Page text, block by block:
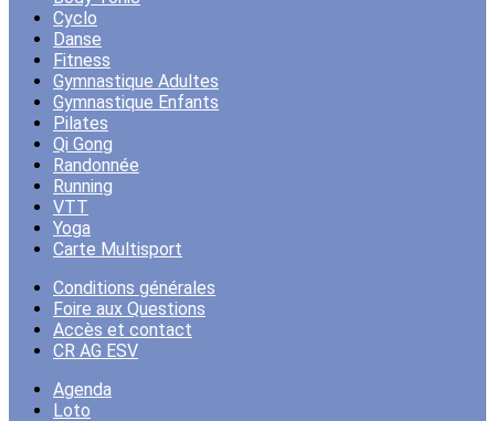
Cyclo
Danse
Fitness
Gymnastique Adultes
Gymnastique Enfants
Pilates
Qi Gong
Randonnée
Running
VTT
Yoga
Carte Multisport
Conditions générales
Foire aux Questions
Accès et contact
CR AG ESV
Agenda
Loto